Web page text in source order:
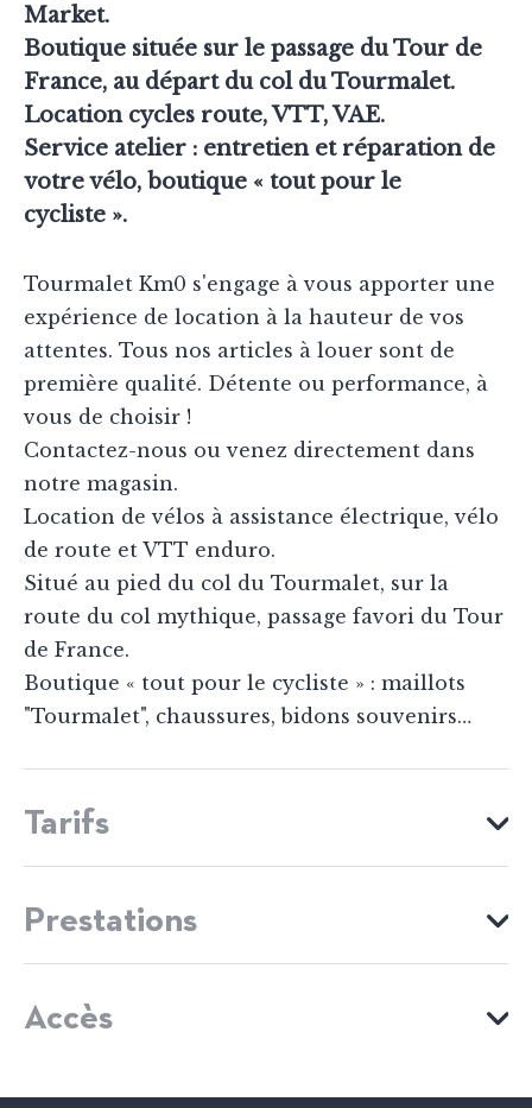
Market.
Boutique située sur le passage du Tour de
France, au départ du col du Tourmalet.
Location cycles route, VTT, VAE.
Service atelier : entretien et réparation de
votre vélo, boutique « tout pour le
cycliste ».
Tourmalet Km0 s'engage à vous apporter une
expérience de location à la hauteur de vos
attentes. Tous nos articles à louer sont de
première qualité. Détente ou performance, à
vous de choisir !
Contactez-nous ou venez directement dans
notre magasin.
Location de vélos à assistance électrique, vélo
de route et VTT enduro.
Situé au pied du col du Tourmalet, sur la
route du col mythique, passage favori du Tour
de France.
Boutique « tout pour le cycliste » : maillots
"Tourmalet", chaussures, bidons souvenirs…
Tarifs
Virements
Prestations
Accès